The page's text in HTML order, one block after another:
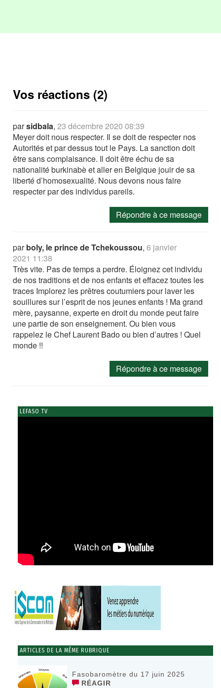
Vos réactions (2)
parsidbala,23 décembre 2020 08:39
Meyer doit nous respecter. Il se doit de respecter nos
Autorités et par dessus tout le Pays. La sanction doit
être sans complaisance. Il doit être échu de sa
nationalité burkinabè et aller en Belgique jouir de sa
liberté d’homosexualité. Nous devons nous faire
respecter par des individus pareils.
Répondre à ce message
parboly, le prince de Tchekoussou,6 janvier
2021 11:38
Très vite. Pas de temps a perdre. Éloignez cet individu
de nos traditions et de nos enfants et effacez toutes les
traces Implorez les prêtres coutumiers pour laver les
souillures sur l’esprit de nos jeunes enfants ! Ma grand
mère, paysanne, experte en droit du monde peut faire
une partie de son enseignement. Ou bien vous
rappelez le Chef Laurent Bado ou bien d’autres ! Quel
monde !!
Répondre à ce message
LEFASO TV
ARTICLES DE LA MÊME RUBRIQUE
Fasobaromètre du 17 juin 2025
RÉAGIR